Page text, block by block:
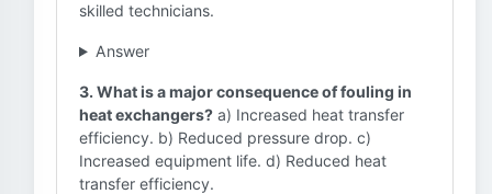
skilled technicians.
Answer
3. What is a major consequence of fouling in
heat exchangers? a) Increased heat transfer
efficiency. b) Reduced pressure drop. c)
Increased equipment life. d) Reduced heat
transfer efficiency.